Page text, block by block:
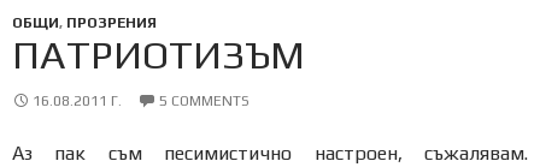
ОБЩИ, ПРОЗРЕНИЯ
ПАТРИОТИЗЪМ
16.08.2011 Г. 5 COMMENTS
Аз пак съм песимистично настроен, съжалявам.